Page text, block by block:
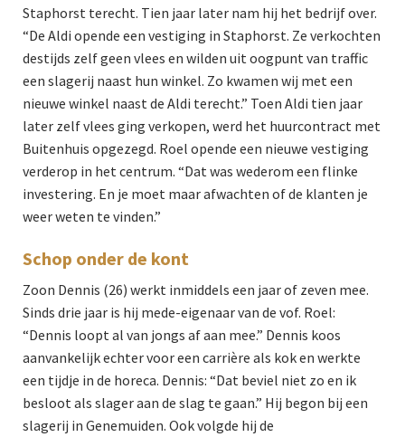
Staphorst terecht. Tien jaar later nam hij het bedrijf over.
“De Aldi opende een vestiging in Staphorst. Ze verkochten
destijds zelf geen vlees en wilden uit oogpunt van traffic
een slagerij naast hun winkel. Zo kwamen wij met een
nieuwe winkel naast de Aldi terecht.” Toen Aldi tien jaar
later zelf vlees ging verkopen, werd het huurcontract met
Buitenhuis opgezegd. Roel opende een nieuwe vestiging
verderop in het centrum. “Dat was wederom een flinke
investering. En je moet maar afwachten of de klanten je
weer weten te vinden.”
Schop onder de kont
Zoon Dennis (26) werkt inmiddels een jaar of zeven mee.
Sinds drie jaar is hij mede-eigenaar van de vof. Roel:
“Dennis loopt al van jongs af aan mee.” Dennis koos
aanvankelijk echter voor een carrière als kok en werkte
een tijdje in de horeca. Dennis: “Dat beviel niet zo en ik
besloot als slager aan de slag te gaan.” Hij begon bij een
slagerij in Genemuiden. Ook volgde hij de